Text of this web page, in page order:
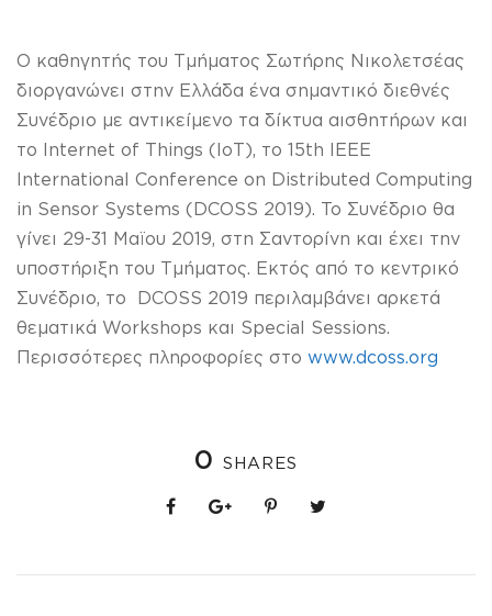
Ο καθηγητής του Τμήματος Σωτήρης Νικολετσέας
διοργανώνει στην Ελλάδα ένα σημαντικό διεθνές
Συνέδριο με αντικείμενο τα δίκτυα αισθητήρων και
το Internet of Things (IoT), το 15th IEEE
International Conference on Distributed Computing
in Sensor Systems (DCOSS 2019). To Συνέδριο θα
γίνει 29-31 Μαϊου 2019, στη Σαντορίνη και έχει την
υποστήριξη του Τμήματος. Εκτός από το κεντρικό
Συνέδριο, το DCOSS 2019 περιλαμβάνει αρκετά
θεματικά Workshops και Special Sessions.
Περισσότερες πληροφορίες στο www.dcoss.org
0 SHARES